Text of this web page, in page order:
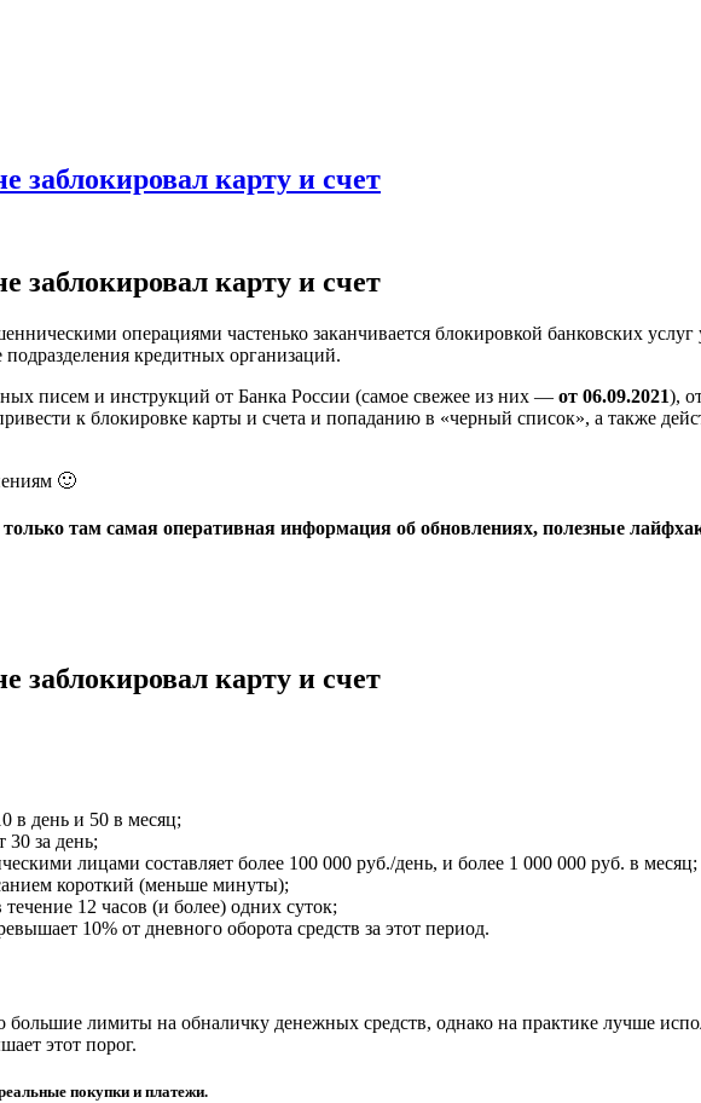
заблокировал карту и счет
заблокировал карту и счет
операциями частенько заканчивается блокировкой банковских
подразделения кредитных организаций.
писем и инструкций от Банка России (самое свежее из них — от 06.09.2021),
к блокировке карты и счета и попаданию в «черный список», а также
🙂
там самая оперативная информация об обновлениях, полезные
заблокировал карту и счет
в день и 50 в месяц;
за день;
лицами составляет более 100 000 руб./день, и более 1 000 000 руб. в месяц;
короткий (меньше минуты);
12 часов (и более) одних суток;
10% от дневного оборота средств за этот период.
лимиты на обналичку денежных средств, однако на практике лучше
этот порог.
покупки и платежи.